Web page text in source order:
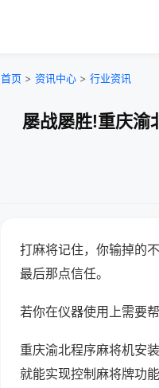
首页 > 资讯中心 > 行业资讯
屡战屡胜!重庆渝
打麻将记住，你输掉的
最后那点信任。
若你在仪器使用上需要
重庆渝北程序麻将机安
就能实现控制麻将牌功